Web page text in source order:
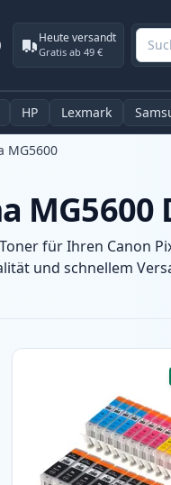
Heute versandt
Gratis ab 49 €
HP Lexmark
MG5600
für Ihren Canon
und schnellem
Produkte